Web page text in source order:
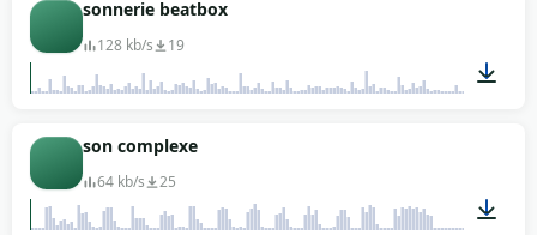
sonnerie beatbox
128 kb/s 19
son complexe
64 kb/s 25